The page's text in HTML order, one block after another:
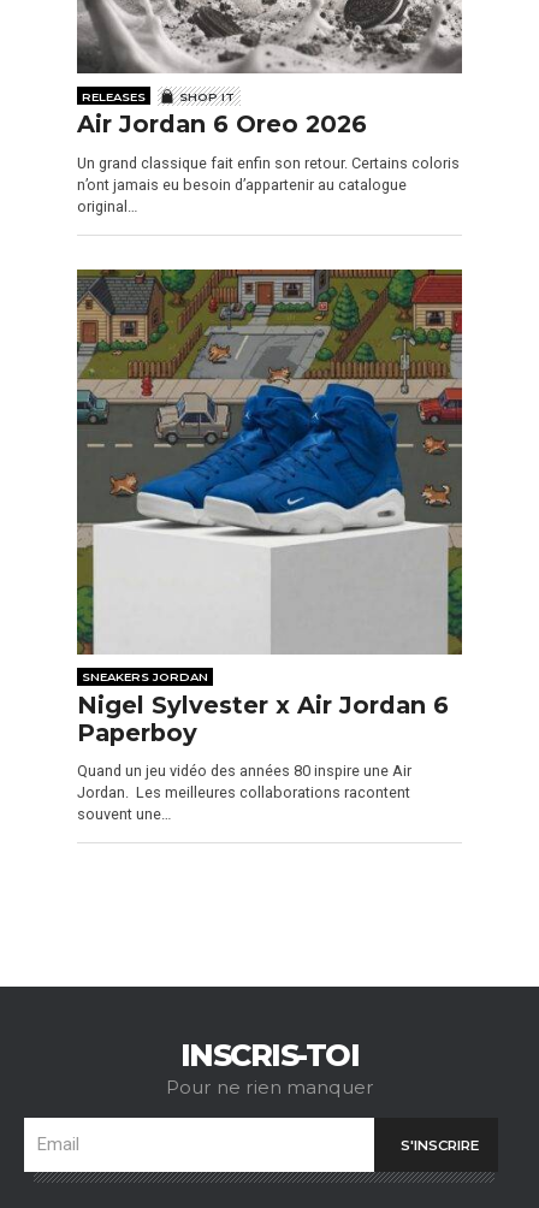
RELEASES SHOP IT
Air Jordan 6 Oreo 2026
Un grand classique fait enfin son retour. Certains coloris
n’ont jamais eu besoin d’appartenir au catalogue
original…
SNEAKERS JORDAN
Nigel Sylvester x Air Jordan 6
Paperboy
Quand un jeu vidéo des années 80 inspire une Air
Jordan. Les meilleures collaborations racontent
souvent une…
INSCRIS-TOI
Pour ne rien manquer